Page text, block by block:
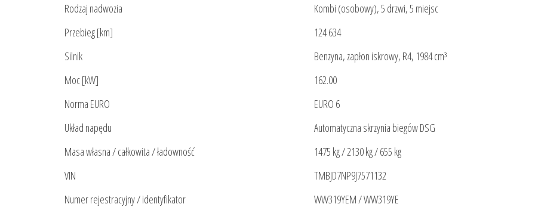
Rodzaj nadwozia
Kombi (osobowy), 5 drzwi, 5 miejsc
Przebieg [km]
124 634
Silnik
Benzyna, zapłon iskrowy, R4, 1984 cm³
Moc [kW]
162.00
Norma EURO
EURO 6
Układ napędu
Automatyczna skrzynia biegów DSG
Masa własna / całkowita / ładowność
1475 kg / 2130 kg / 655 kg
VIN
TMBJD7NP9J7571132
Numer rejestracyjny / identyfikator
WW319YEM / WW319YE